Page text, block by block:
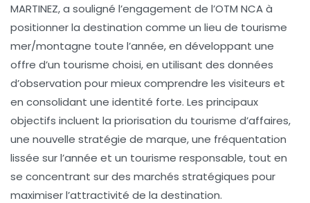
MARTINEZ, a souligné l’engagement de l’OTM NCA à
positionner la destination comme un lieu de tourisme
mer/montagne toute l’année, en développant une
offre d’un tourisme choisi, en utilisant des données
d’observation pour mieux comprendre les visiteurs et
en consolidant une identité forte. Les principaux
objectifs incluent la priorisation du tourisme d’affaires,
une nouvelle stratégie de marque, une fréquentation
lissée sur l’année et un tourisme responsable, tout en
se concentrant sur des marchés stratégiques pour
maximiser l’attractivité de la destination.